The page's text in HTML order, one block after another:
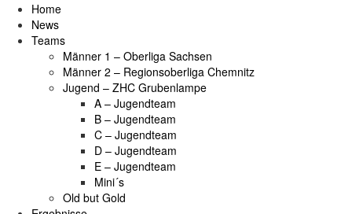
Home
News
Teams
Männer 1 – Oberliga Sachsen
Männer 2 – Regionsoberliga Chemnitz
Jugend – ZHC Grubenlampe
A – Jugendteam
B – Jugendteam
C – Jugendteam
D – Jugendteam
E – Jugendteam
Mini´s
Old but Gold